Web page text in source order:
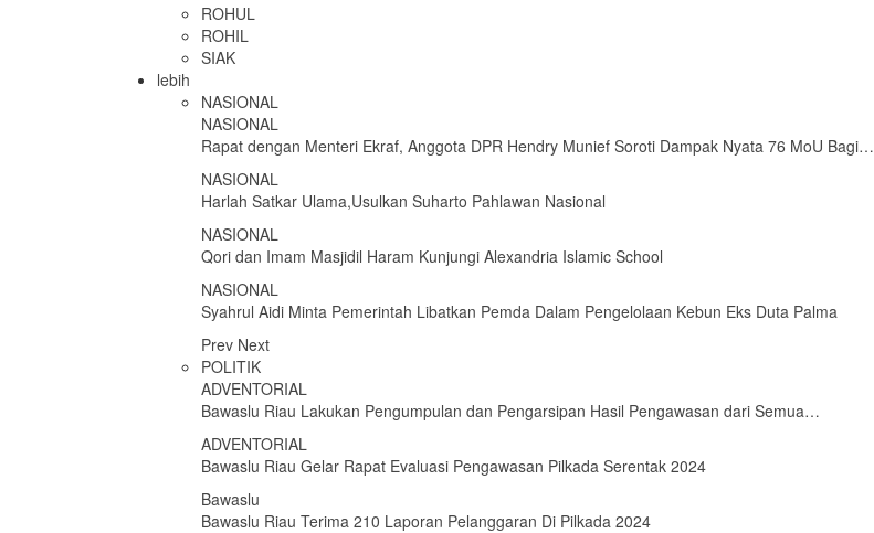
ROHUL
ROHIL
SIAK
lebih
NASIONAL
NASIONAL
Rapat dengan Menteri Ekraf, Anggota DPR Hendry Munief Soroti Dampak Nyata 76 MoU Bagi…
NASIONAL
Harlah Satkar Ulama,Usulkan Suharto Pahlawan Nasional
NASIONAL
Qori dan Imam Masjidil Haram Kunjungi Alexandria Islamic School
NASIONAL
Syahrul Aidi Minta Pemerintah Libatkan Pemda Dalam Pengelolaan Kebun Eks Duta Palma
Prev Next
POLITIK
ADVENTORIAL
Bawaslu Riau Lakukan Pengumpulan dan Pengarsipan Hasil Pengawasan dari Semua…
ADVENTORIAL
Bawaslu Riau Gelar Rapat Evaluasi Pengawasan Pilkada Serentak 2024
Bawaslu
Bawaslu Riau Terima 210 Laporan Pelanggaran Di Pilkada 2024